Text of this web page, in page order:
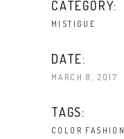
CATEGORY:
MISTIGUE
DATE:
MARCH 8, 2017
TAGS:
COLOR FASHION